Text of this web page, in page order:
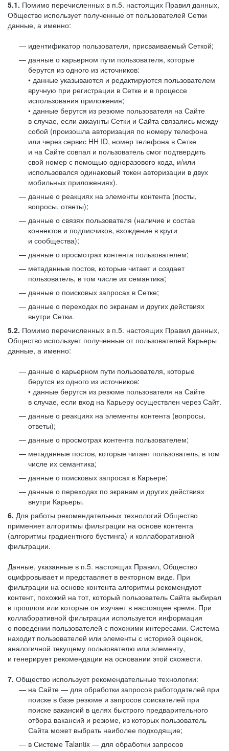
5.1. Помимо перечисленных в п.5. настоящих Правил данных,
Общество использует полученные от пользователей Сетки
данные, а именно:
идентификатор пользователя, присваиваемый Сеткой;
данные о карьерном пути пользователя, которые
берутся из одного из источников:
• данные указываются и редактируются пользователем
вручную при регистрации в Сетке и в процессе
использования приложения;
• данные берутся из резюме пользователя на Сайте
в случае, если аккаунты Сетки и Сайта связались между
собой (произошла авторизация по номеру телефона
или через сервис HH ID, номер телефона в Сетке
и на Сайте совпал и пользователь смог подтвердить
свой номер с помощью одноразового кода, и/или
использовался одинаковый токен авторизации в двух
мобильных приложениях).
данные о реакциях на элементы контента (посты,
вопросы, ответы);
данные о связях пользователя (наличие и состав
коннектов и подписчиков, вхождение в круги
и сообщества);
данные о просмотрах контента пользователем;
метаданные постов, которые читает и создает
пользователь, в том числе их семантика;
данные о поисковых запросах в Сетке;
данные о переходах по экранам и других действиях
внутри Сетки.
5.2. Помимо перечисленных в п.5. настоящих Правил данных,
Общество использует полученные от пользователей Карьеры
данные, а именно:
данные о карьерном пути пользователя, которые
берутся из одного из источников:
• данные берутся из резюме пользователя на Сайте
в случае, если вход на Карьеру осуществлен через Сайт.
данные о реакциях на элементы контента (вопросы,
ответы);
данные о просмотрах контента пользователем;
метаданные постов, которые читает пользователь, в том
числе их семантика;
данные о поисковых запросах в Карьере;
данные о переходах по экранам и других действиях
внутри Карьеры.
6. Для работы рекомендательных технологий Общество
применяет алгоритмы фильтрации на основе контента
(алгоритмы градиентного бустинга) и коллаборативной
фильтрации.
Данные, указанные в п.5. настоящих Правил, Общество
оцифровывает и представляет в векторном виде. При
фильтрации на основе контента алгоритмы рекомендуют
контент, похожий на тот, который пользователь Сайта выбирал
в прошлом или которые он изучает в настоящее время. При
коллаборативной фильтрации используется информация
о поведении пользователей с похожими интересами. Система
находит пользователей или элементы с историей оценок,
аналогичной текущему пользователю или элементу,
и генерирует рекомендации на основании этой схожести.
7. Общество использует рекомендательные технологии:
на Сайте — для обработки запросов работодателей при
поиске в базе резюме и запросов соискателей при
поиске вакансий в целях быстрого предварительного
отбора вакансий и резюме, из которых пользователь
Сайта может выбрать наиболее подходящие;
в Системе Talantix — для обработки запросов